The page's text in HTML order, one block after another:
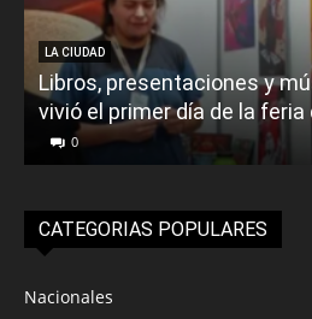
LA CIUDAD
Libros, presentaciones y
vivió el primer día de la feria
0
CATEGORIAS POPULARES
Nacionales